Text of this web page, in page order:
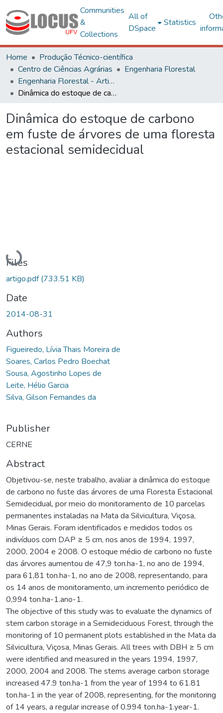
Communities
&
Collections
All of
DSpace
Statistics
Home
Produção Técnico-científica
Centro de Ciências Agrárias
Engenharia Florestal
Engenharia Florestal - Artigos
Dinâmica do estoque de carbono em fuste de árvores de uma floresta estacional semidecidual
Dinâmica do estoque de carbono
em fuste de árvores de uma floresta
estacional semidecidual
Loading...
Files
artigo.pdf(733.51 KB)
Date
2014-08-31
Authors
Figueiredo, Lívia Thais Moreira de
Soares, Carlos Pedro Boechat
Sousa, Agostinho Lopes de
Leite, Hélio Garcia
Silva, Gilson Fernandes da
Publisher
CERNE
Abstract
Objetivou-se, neste trabalho, avaliar a dinâmica do estoque
de carbono no fuste das árvores de uma Floresta Estacional
Semidecidual, por meio do monitoramento de 10 parcelas
permanentes instaladas na Mata da Silvicultura, Viçosa,
Minas Gerais. Foram identificados e medidos todos os
indivíduos com DAP ≥ 5 cm, nos anos de 1994, 1997,
2000, 2004 e 2008. O estoque médio de carbono no fuste
das árvores aumentou de 47,9 ton.ha-1, no ano de 1994,
para 61,81 ton.ha-1, no ano de 2008, representando, para
os 14 anos de monitoramento, um incremento periódico de
0,994 ton.ha-1.ano-1.
The objective of this study was to evaluate the dynamics of
stem carbon storage in a Semideciduous Forest, through the
monitoring of 10 permanent plots established in the Mata da
Silvicultura, Viçosa, Minas Gerais. All trees with DBH ≥ 5 cm
were identified and measured in the years 1994, 1997,
2000, 2004 and 2008. The stems average carbon storage
increased 47.9 ton.ha-1 from the year of 1994 to 61.81
ton.ha-1 in the year of 2008, representing, for the monitoring
of 14 years, a regular increase of 0.994 ton.ha-1.year-1.